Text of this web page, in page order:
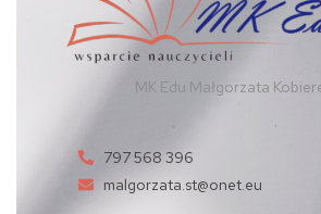
MK Edu Małgorzata
797 568 396
malgorzata.st@onet.eu